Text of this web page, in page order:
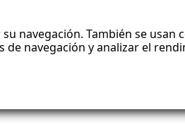
navegación. También se
navegación y analizar el